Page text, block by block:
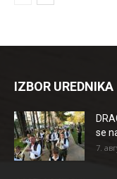
IZBOR UREDNIKA
se
7.